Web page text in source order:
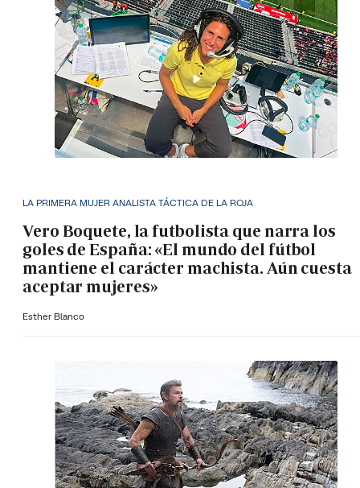
LA PRIMERA MUJER ANALISTA TÁCTICA DE LA ROJA
Vero Boquete, la futbolista que narra los
goles de España: «El mundo del fútbol
mantiene el carácter machista. Aún cuesta
aceptar mujeres»
Esther Blanco